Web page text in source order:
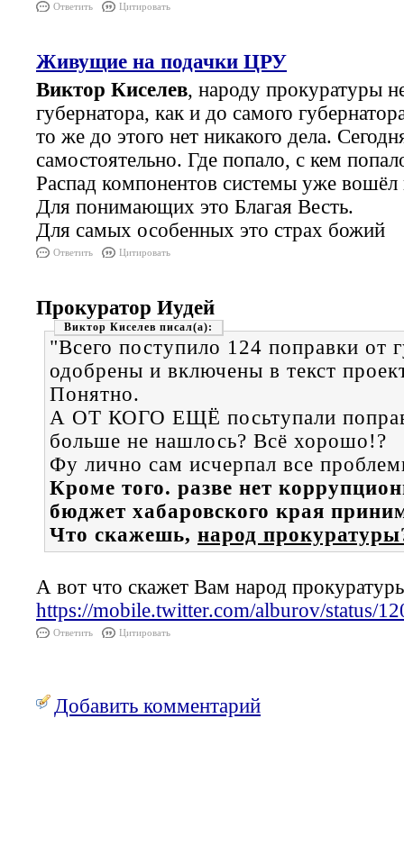
Ответить Цитировать
Живущие на подачки ЦРУ
Виктор Киселев, народу прокуратуры
губернатора, как и до самого
то же до этого нет никакого дела.
самостоятельно. Где попало, с кем
Распад компонентов системы уже
Для понимающих это Благая Весть.
Для самых особенных это страх божий
Ответить Цитировать
Прокуратор Иудей
Виктор Киселев
"Всего поступило 124 поправки от
одобрены и включены в текст
Понятно.
А ОТ КОГО ЕЩЁ посьтупали
больше не нашлось? Всё хорошо!?
Фу лично сам исчерпал все
Кроме того. разве нет
бюджет хабаровского края
Что скажешь, народ
А вот что скажет Вам народ
https://mobile.twitter.com/alburov/status/
Ответить Цитировать
Добавить комментарий